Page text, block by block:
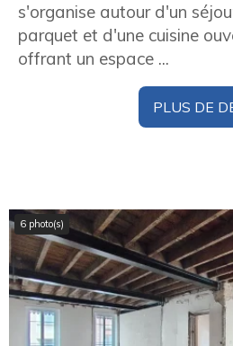
s'organise autour d'un
parquet et d'une cuisine
offrant un espace ...
PLUS DE
6 photo(s)